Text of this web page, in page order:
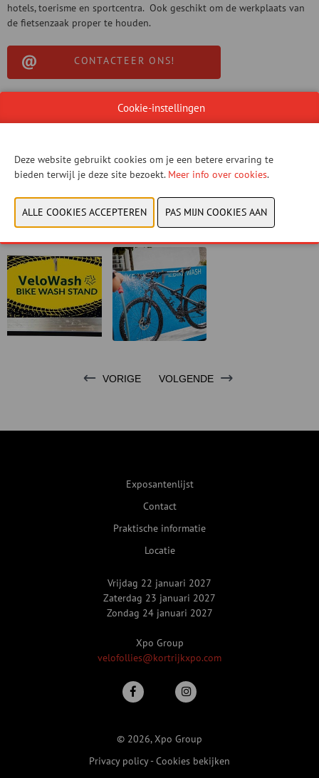
hotels, toerisme en sportcentra. Ook geschikt om de werkplaats van
de fietsenzaak proper te houden.
CONTACTEER ONS!
te zien. Pas uw cookie-instellingen aan om deze
content te zien.Cookies bekijken
VORIGE VOLGENDE
Exposantenlijst
Contact
Praktische informatie
Locatie
Vrijdag 22 januari 2027
Zaterdag 23 januari 2027
Zondag 24 januari 2027
Xpo Group
velofollies@kortrijkxpo.com
© 2026, Xpo Group
Privacy policy-Cookies bekijken
Cookie-instellingen
Deze website gebruikt cookies om je een betere ervaring te
bieden terwijl je deze site bezoekt. Meer info over cookies.